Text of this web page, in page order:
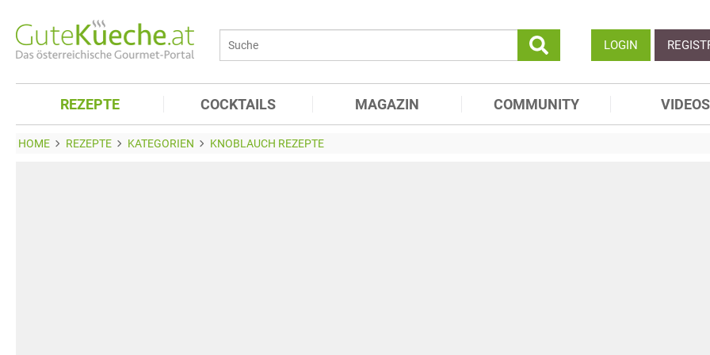
LOGIN
REZEPTE COCKTAILS MAGAZIN COMMUNITY VIDEOS
HOME REZEPTE KATEGORIEN KNOBLAUCH REZEPTE